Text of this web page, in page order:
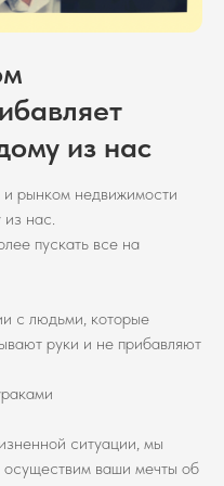
из нас
рынком недвижимости
из нас.
пускать все на
с людьми, которые
руки и не прибавляют
ситуации, мы
ваши мечты об